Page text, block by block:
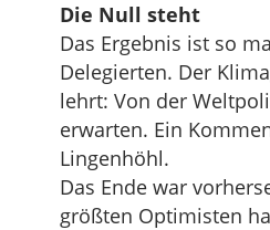
Die Null steht
Das Ergebnis ist so
Delegierten. Der
lehrt: Von der
erwarten. Ein
Lingenhöhl.
Das Ende war
größten Optimisten